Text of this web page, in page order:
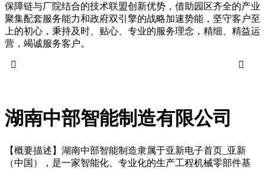
保障链与厂院结合的技术联盟创新优势，借助园区齐全的产业
聚集配套服务能力和政府双引擎的战略加速势能，坚守客户至
上的初心，秉持及时、贴心、专业的服务理念，精细、精益运
营，竭诚服务客户。


湖南中部智能制造有限公司
【概要描述】 湖南中部智能制造隶属于亚新电子首页_亚新
（中国），是一家智能化、专业化的生产工程机械零部件基